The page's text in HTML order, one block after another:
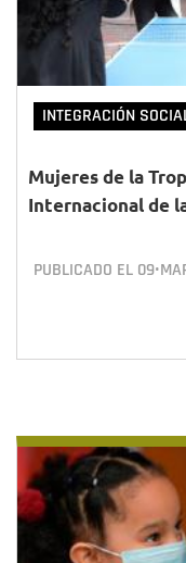
INTEGRACIÓN
Mujeres de la
Internacional de
PUBLICADO EL